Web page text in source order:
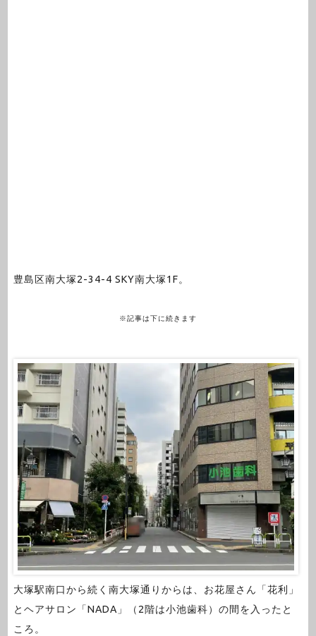
豊島区南大塚2-34-4 SKY南大塚1F。
※記事は下に続きます
大塚駅南口から続く南大塚通りからは、お花屋さん「花利」
とヘアサロン「NADA」（2階は小池歯科）の間を入ったと
ころ。